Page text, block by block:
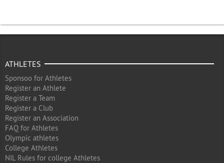
ATHLETES
Sponsoo for Athletes
Register an Athlete
Register a Team
Register a Club
Register an Association
FAQ for Athletes
Olympic athletes
College Athletes
NIL Rules for college Athletes